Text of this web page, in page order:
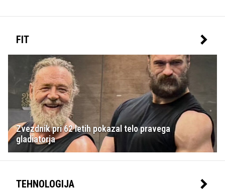
FIT
Zvezdnik pri 62 letih pokazal telo pravega
gladiatorja
TEHNOLOGIJA